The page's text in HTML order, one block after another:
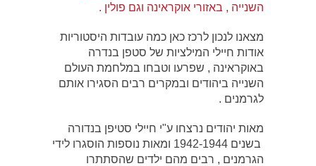
השנייה , באזורי אוקראינה וגם פולין .
מצאנו לנכון לרכז כאן כמה עובדות היסטוריות
אודות חיילי המילציות של סטפן בנדרה
באוקראינה , שפרעו וטבחו במלחמת העולם
השנייה ביהודים ובמקרים רבים הסגירו אותם
לגרמנים .
מאות יהודים נרצחו ע"י חיילי סטיפן בנדורה
בשנים 1942-1944 ומאות נוספות הוסגרו לידי
הגרמנים , רבים מהם ילדים שהסתתרו